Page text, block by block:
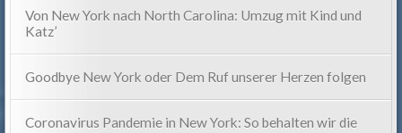
Von New York nach North Carolina: Umzug mit Kind und
Katz’
Goodbye New York oder Dem Ruf unserer Herzen folgen
Coronavirus Pandemie in New York: So behalten wir die